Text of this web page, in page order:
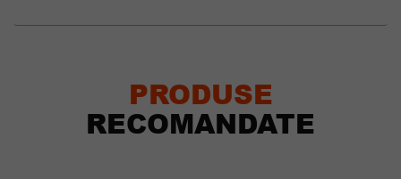
PRODUSE
RECOMANDATE